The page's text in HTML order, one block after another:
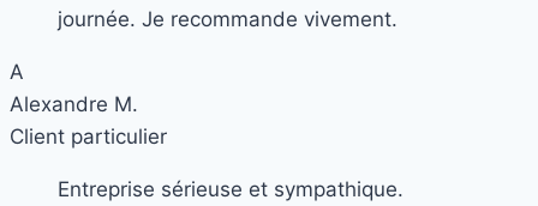
journée. Je recommande vivement.
A
Alexandre M.
Client particulier
Entreprise sérieuse et sympathique.